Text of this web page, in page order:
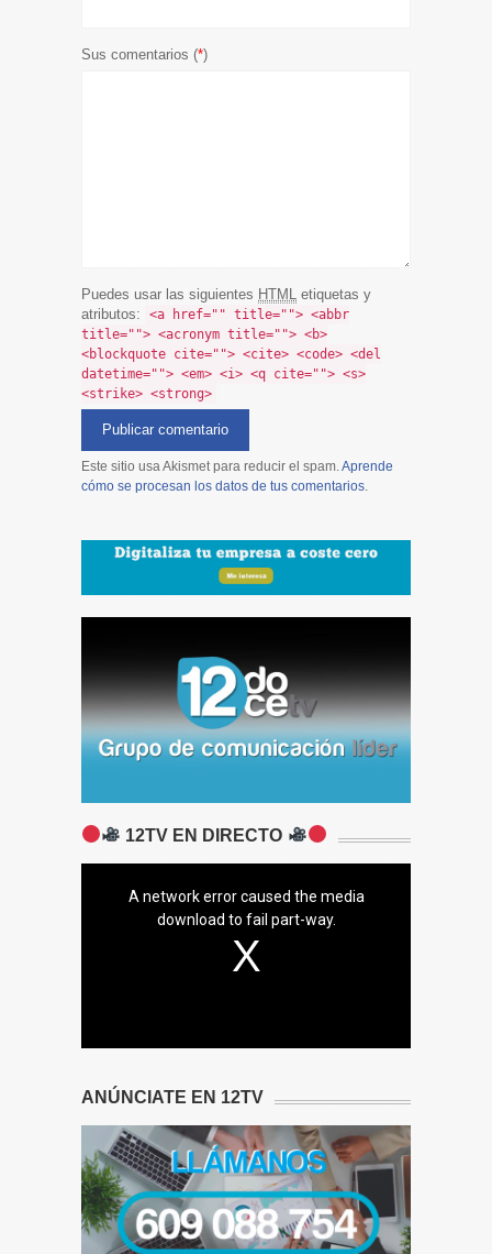
Sus comentarios (*)
Puedes usar las siguientes HTML
etiquetas y
atributos:
<a href="" title=""> <abbr
title=""> <acronym title=""> <b>
<blockquote cite=""> <cite> <code> <del
datetime=""> <em> <i> <q cite=""> <s>
<strike> <strong>
Este sitio usa Akismet para reducir el spam.Aprende
cómo se procesan los datos de tus comentarios.
12TV EN DIRECTO
A network error caused the media
download to fail part-way.
ANÚNCIATE EN 12TV